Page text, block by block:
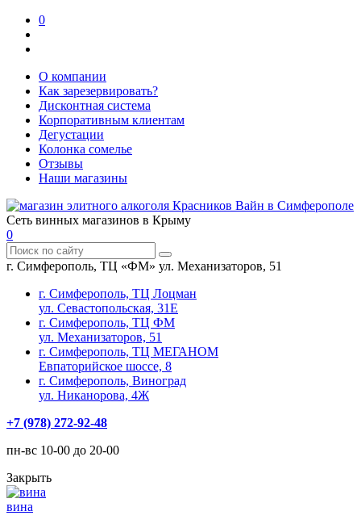
0
О компании
Как зарезервировать?
Дисконтная система
Корпоративным клиентам
Дегустации
Колонка сомелье
Отзывы
Наши магазины
Сеть винных магазинов в Крыму
0
г. Симферополь, ТЦ «ФМ» ул. Механизаторов, 51
г. Симферополь, ТЦ Лоцман
ул. Севастопольская, 31Е
г. Симферополь, ТЦ ФМ
ул. Механизаторов, 51
г. Симферополь, ТЦ МЕГАНОМ
Евпаторийское шоссе, 8
г. Симферополь, Виноград
ул. Никанорова, 4Ж
+7 (978) 272-92-48
пн-вс 10-00 до 20-00
Закрыть
вина